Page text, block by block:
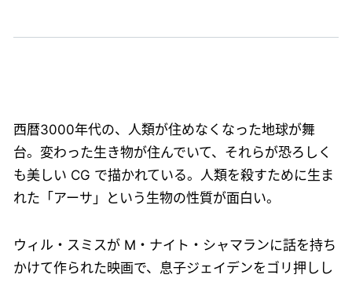
西暦3000年代の、人類が住めなくなった地球が舞
台。変わった生き物が住んでいて、それらが恐ろしく
も美しい CG で描かれている。人類を殺すために生ま
れた「アーサ」という生物の性質が面白い。
ウィル・スミスが M・ナイト・シャマランに話を持ち
かけて作られた映画で、息子ジェイデンをゴリ押しし